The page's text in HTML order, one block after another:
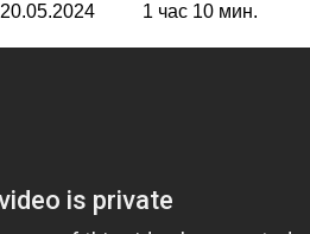
20.05.2024 1 час 10 мин.